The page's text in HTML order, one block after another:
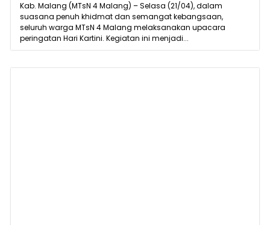
Kab. Malang (MTsN 4 Malang) – Selasa (21/04), dalam
suasana penuh khidmat dan semangat kebangsaan,
seluruh warga MTsN 4 Malang melaksanakan upacara
peringatan Hari Kartini. Kegiatan ini menjadi...